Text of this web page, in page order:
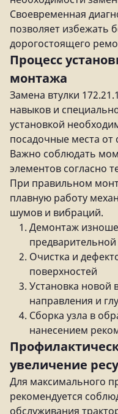
Своевременная
позволяет избежать
дорогостоящего
Процесс
монтажа
Замена втулки
навыков и
установкой
посадочные места от
Важно соблюдать
элементов согласно
При правильном
плавную работу
шумов и вибраций.
Демонтаж
Очистка и
поверхностей
Установка новой
направления и
Сборка узла в
нанесением
увеличение
Для максимального
рекомендуется
обслуживания